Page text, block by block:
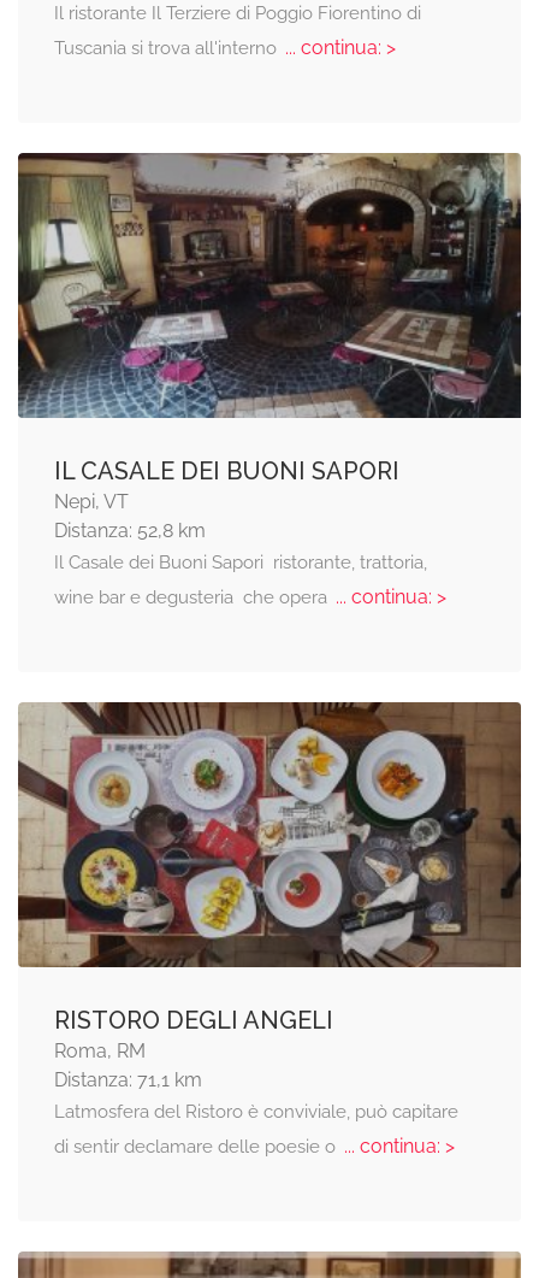
Il ristorante Il Terziere di Poggio Fiorentino di
Tuscania si trova all'interno... continua: >
IL CASALE DEI BUONI SAPORI
Nepi, VT
Distanza: 52,8 km
Il Casale dei Buoni Sapori  ristorante, trattoria,
wine bar e degusteria  che opera... continua: >
RISTORO DEGLI ANGELI
Roma, RM
Distanza: 71,1 km
Latmosfera del Ristoro è conviviale, può capitare
di sentir declamare delle poesie o... continua: >